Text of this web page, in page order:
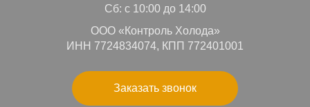
Сб: с 10:00 до 14:00
ООО «Контроль Холода»
ИНН 7724834074, КПП 772401001
Заказать звонок